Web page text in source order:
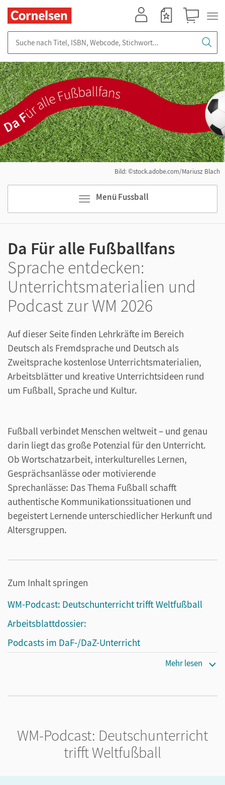
Menü Fussball
Bild: ©stock.adobe.com/Mariusz Blach
Da Für alle Fußballfans
Sprache entdecken:
Unterrichtsmaterialien und
Podcast zur WM 2026
Auf dieser Seite finden Lehrkräfte im Bereich
Deutsch als Fremdsprache und Deutsch als
Zweitsprache kostenlose Unterrichtsmaterialien,
Arbeitsblätter und kreative Unterrichtsideen rund
um Fußball, Sprache und Kultur.
Fußball verbindet Menschen weltweit – und genau
darin liegt das große Potenzial für den Unterricht.
Ob Wortschatzarbeit, interkulturelles Lernen,
Gesprächsanlässe oder motivierende
Sprechanlässe: Das Thema Fußball schafft
authentische Kommunikationssituationen und
begeistert Lernende unterschiedlicher Herkunft und
Altersgruppen.
Zum Inhalt springen
WM-Podcast: Deutschunterricht trifft Weltfußball
Arbeitsblattdossier:
Podcasts im DaF-/DaZ-Unterricht
DaF-Poster zur Fußball-Weltmeisterschaft
Unsere DaF/DaZ-Reihen
Mehr lesen
WM-Podcast: Deutschunterricht
trifft Weltfußball